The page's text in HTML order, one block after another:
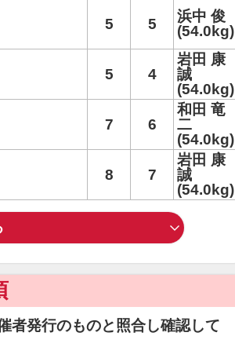
5 5
浜中 俊
(54.0kg)
5 4
岩田 康
誠
(54.0kg)
7 6
和田 竜
二
(54.0kg)
8 7
岩田 康
誠
(54.0kg)
者発行のものと照合し確認して